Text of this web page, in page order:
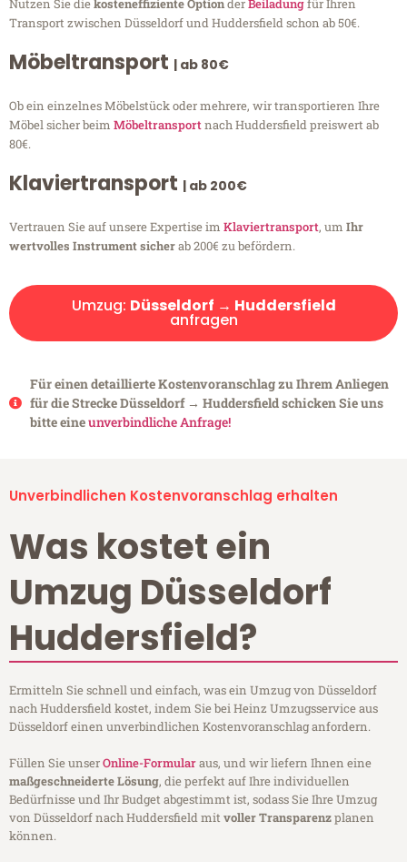
Nutzen Sie diekosteneffiziente OptionderBeiladungfür Ihren
Transport zwischen Düsseldorf und Huddersfield schon ab 50€.
Möbeltransport | ab 80€
Ob ein einzelnes Möbelstück oder mehrere, wir transportieren Ihre
Möbel sicher beim Möbeltransportnach Huddersfield preiswert ab
80€.
Klaviertransport | ab 200€
Vertrauen Sie auf unsere Expertise im Klaviertransport, um Ihr
wertvolles Instrument sicherab 200€ zu befördern.
Umzug: Düsseldorf → Huddersfield
anfragen
Für einen detaillierte Kostenvoranschlag zu Ihrem Anliegen
für die Strecke Düsseldorf → Huddersfield schicken Sie uns
bitte eineunverbindliche Anfrage!
Unverbindlichen Kostenvoranschlag erhalten
Was kostet ein
Umzug Düsseldorf
Huddersfield?
Ermitteln Sie schnell und einfach, was ein Umzug von Düsseldorf
nach Huddersfield kostet, indem Sie bei Heinz Umzugsservice aus
Düsseldorf einen unverbindlichen Kostenvoranschlag anfordern.
Füllen Sie unserOnline-Formularaus, und wir liefern Ihnen eine
maßgeschneiderte Lösung, die perfekt auf Ihre individuellen
Bedürfnisse und Ihr Budget abgestimmt ist, sodass Sie Ihre Umzug
von Düsseldorf nach Huddersfield mitvoller Transparenzplanen
können.